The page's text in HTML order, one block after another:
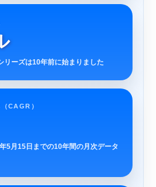
リーズは10年前に始まりました
CAGR）
5月15日までの10年間の月次データ